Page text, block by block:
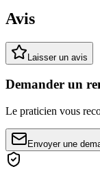
Avis
Laisser un avis
Demander un
Le praticien vous
Envoyer une